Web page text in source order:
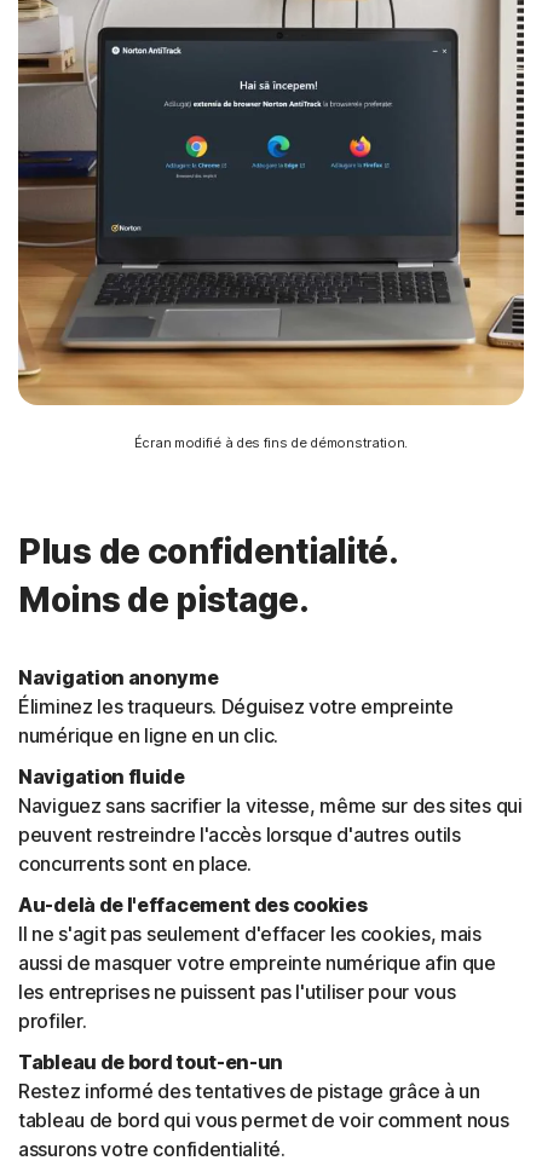
Écran modifié à des fins de démonstration.
Plus de confidentialité.
Moins de pistage.
Navigation anonyme
Éliminez les traqueurs. Déguisez votre empreinte
numérique en ligne en un clic.
Navigation fluide
Naviguez sans sacrifier la vitesse, même sur des sites qui
peuvent restreindre l'accès lorsque d'autres outils
concurrents sont en place.
Au-delà de l'effacement des cookies
Il ne s'agit pas seulement d'effacer les cookies, mais
aussi de masquer votre empreinte numérique afin que
les entreprises ne puissent pas l'utiliser pour vous
profiler.
Tableau de bord tout-en-un
Restez informé des tentatives de pistage grâce à un
tableau de bord qui vous permet de voir comment nous
assurons votre confidentialité.